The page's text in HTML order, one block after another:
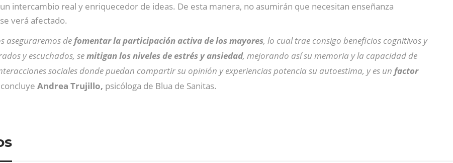
intercambio real y enriquecedor de ideas. De esta manera, no asumirán que necesitan enseñanza
verá afectado.
aseguraremos de fomentar la participación activa de los mayores, lo cual trae consigo beneficios cognitivos y
y escuchados, semitigan los niveles de estrés y ansiedad, mejorando así su memoria y la capacidad de
sociales donde puedan compartir su opinión y experiencias potencia su autoestima, y es un factor
Andrea Trujillo, psicóloga de Blua de Sanitas.